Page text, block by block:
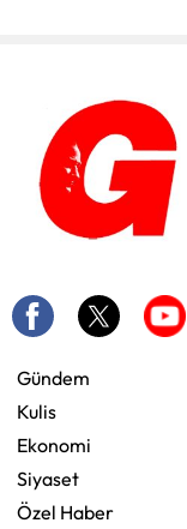
Gündem
Kulis
Ekonomi
Siyaset
Özel Haber